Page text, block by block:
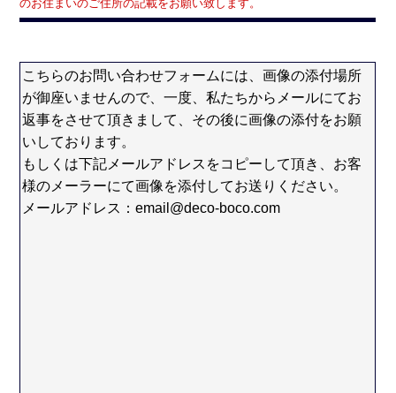
のお住まいのご住所の記載をお願い致します。